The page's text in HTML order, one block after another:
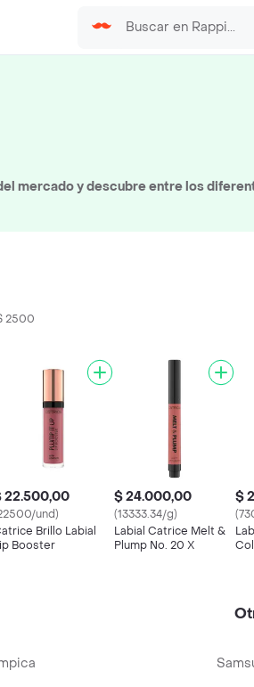
mercado y descubre entre los
2500
22.500,00
und)
Brillo Labial
Booster
$ 24.000,00
(13333.34/g)
Labial Catrice Melt &
Plump No. 20 X
$